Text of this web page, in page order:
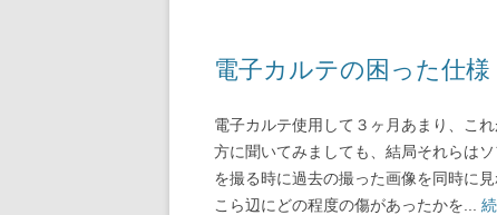
電子カルテの困った仕様
電子カルテ使用して３ヶ月あまり、こ
方に聞いてみましても、結局それらは
を撮る時に過去の撮った画像を同時に
こら辺にどの程度の傷があったかを...